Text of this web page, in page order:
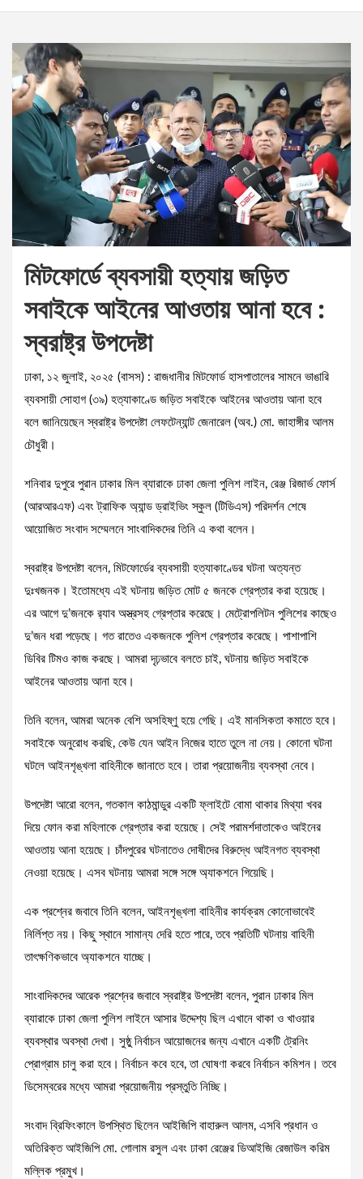
মিটফোর্ডে ব্যবসায়ী হত্যায় জড়িত
সবাইকে আইনের আওতায় আনা হবে :
স্বরাষ্ট্র উপদেষ্টা
ঢাকা, ১২ জুলাই, ২০২৫ (বাসস) : রাজধানীর মিটফোর্ড হাসপাতালের সামনে ভাঙারি
ব্যবসায়ী সোহাগ (৩৯) হত্যাকাণ্ডে জড়িত সবাইকে আইনের আওতায় আনা হবে
বলে জানিয়েছেন স্বরাষ্ট্র উপদেষ্টা লেফটেন্যান্ট জেনারেল (অব.) মো. জাহাঙ্গীর আলম
চৌধুরী।
শনিবার দুপুরে পুরান ঢাকার মিল ব্যারাকে ঢাকা জেলা পুলিশ লাইন, রেঞ্জ রিজার্ভ ফোর্স
(আরআরএফ) এবং ট্রাফিক অ্যান্ড ড্রাইভিং স্কুল (টিডিএস) পরিদর্শন শেষে
আয়োজিত সংবাদ সম্মেলনে সাংবাদিকদের তিনি এ কথা বলেন।
স্বরাষ্ট্র উপদেষ্টা বলেন, মিটফোর্ডের ব্যবসায়ী হত্যাকাণ্ডের ঘটনা অত্যন্ত
দুঃখজনক। ইতোমধ্যে এই ঘটনায় জড়িত মোট ৫ জনকে গ্রেপ্তার করা হয়েছে।
এর আগে দু’জনকে র‌্যাব অস্ত্রসহ গ্রেপ্তার করেছে। মেট্রোপলিটন পুলিশের কাছেও
দু’জন ধরা পড়েছে। গত রাতেও একজনকে পুলিশ গ্রেপ্তার করেছে। পাশাপাশি
ডিবির টিমও কাজ করছে। আমরা দৃঢ়ভাবে বলতে চাই, ঘটনায় জড়িত সবাইকে
আইনের আওতায় আনা হবে।
তিনি বলেন, আমরা অনেক বেশি অসহিষ্ণু হয়ে গেছি। এই মানসিকতা কমাতে হবে।
সবাইকে অনুরোধ করছি, কেউ যেন আইন নিজের হাতে তুলে না নেয়। কোনো ঘটনা
ঘটলে আইনশৃঙ্খলা বাহিনীকে জানাতে হবে। তারা প্রয়োজনীয় ব্যবস্থা নেবে।
উপদেষ্টা আরো বলেন, গতকাল কাঠমান্ডুর একটি ফ্লাইটে বোমা থাকার মিথ্যা খবর
দিয়ে ফোন করা মহিলাকে গ্রেপ্তার করা হয়েছে। সেই পরামর্শদাতাকেও আইনের
আওতায় আনা হয়েছে। চাঁদপুরের ঘটনাতেও দোষীদের বিরুদ্ধে আইনগত ব্যবস্থা
নেওয়া হয়েছে। এসব ঘটনায় আমরা সঙ্গে সঙ্গে অ্যাকশনে গিয়েছি।
এক প্রশ্নের জবাবে তিনি বলেন, আইনশৃঙ্খলা বাহিনীর কার্যক্রম কোনোভাবেই
নির্লিপ্ত নয়। কিছু স্থানে সামান্য দেরি হতে পারে, তবে প্রতিটি ঘটনায় বাহিনী
তাৎক্ষণিকভাবে অ্যাকশনে যাচ্ছে।
সাংবাদিকদের আরেক প্রশ্নের জবাবে স্বরাষ্ট্র উপদেষ্টা বলেন, পুরান ঢাকার মিল
ব্যারাকে ঢাকা জেলা পুলিশ লাইনে আসার উদ্দেশ্য ছিল এখানে থাকা ও খাওয়ার
ব্যবস্থার অবস্থা দেখা। সুষ্ঠু নির্বাচন আয়োজনের জন্য এখানে একটি ট্রেনিং
প্রোগ্রাম চালু করা হবে। নির্বাচন কবে হবে, তা ঘোষণা করবে নির্বাচন কমিশন। তবে
ডিসেম্বরের মধ্যে আমরা প্রয়োজনীয় প্রস্তুতি নিচ্ছি।
সংবাদ ব্রিফিংকালে উপস্থিত ছিলেন আইজিপি বাহারুল আলম, এসবি প্রধান ও
অতিরিক্ত আইজিপি মো. গোলাম রসুল এবং ঢাকা রেঞ্জের ডিআইজি রেজাউল করিম
মল্লিক প্রমুখ।